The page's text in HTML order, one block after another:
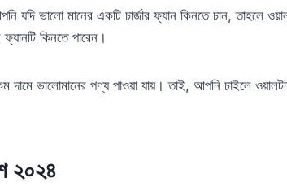
যদি ভালো মানের একটি চার্জার ফ্যান কিনতে চান, তাহলে
ফ্যানটি কিনতে পারেন।
ভালোমানের পণ্য পাওয়া যায়। তাই, আপনি চাইলে
২০২৪